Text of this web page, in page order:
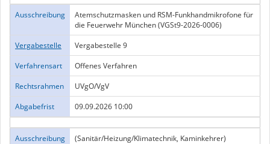
Ausschreibung
Atemschutzmasken und RSM-Funkhandmikrofone für
die Feuerwehr München (VGSt9-2026-0006)
Vergabestelle
Vergabestelle 9
Verfahrensart
Offenes Verfahren
Rechtsrahmen
UVgO/VgV
Abgabefrist
09.09.2026 10:00
Ausschreibung
(Sanitär/Heizung/Klimatechnik, Kaminkehrer)